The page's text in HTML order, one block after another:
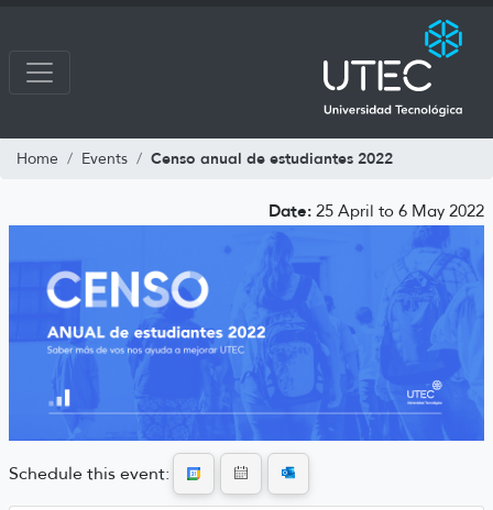
Home Events Censo anual de estudiantes 2022
Date: 25 April to 6 May 2022
Schedule this event: